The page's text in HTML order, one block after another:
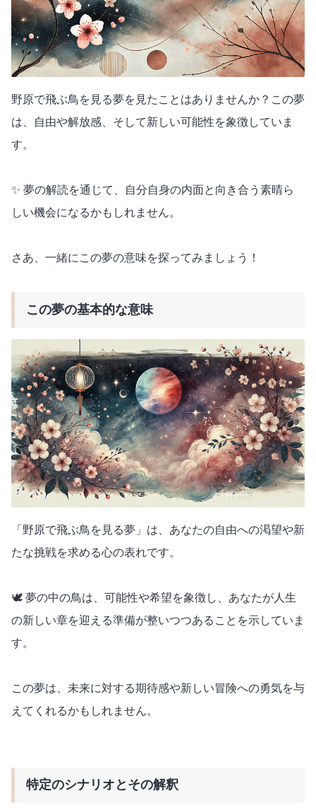
野原で飛ぶ鳥を見る夢を見たことはありませんか？この夢
は、自由や解放感、そして新しい可能性を象徴していま
す。
✨ 夢の解読を通じて、自分自身の内面と向き合う素晴ら
しい機会になるかもしれません。
さあ、一緒にこの夢の意味を探ってみましょう！
この夢の基本的な意味
「野原で飛ぶ鳥を見る夢」は、あなたの自由への渇望や新
たな挑戦を求める心の表れです。
🕊️ 夢の中の鳥は、可能性や希望を象徴し、あなたが人生
の新しい章を迎える準備が整いつつあることを示していま
す。
この夢は、未来に対する期待感や新しい冒険への勇気を与
えてくれるかもしれません。
特定のシナリオとその解釈